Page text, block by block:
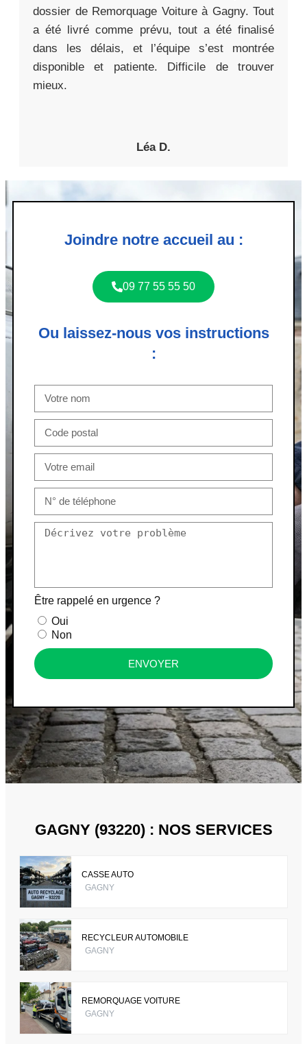
dossier de Remorquage Voiture à Gagny. Tout
a été livré comme prévu, tout a été finalisé
dans les délais, et l’équipe s’est montrée
disponible et patiente. Difficile de trouver
mieux.
Léa D.
Joindre notre accueil au :
09 77 55 55 50
Ou laissez-nous vos instructions
:
Être rappelé en urgence ?
Oui
Non
ENVOYER
GAGNY (93220) : NOS SERVICES
CASSE AUTO
GAGNY
RECYCLEUR AUTOMOBILE
GAGNY
REMORQUAGE VOITURE
GAGNY